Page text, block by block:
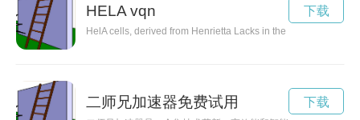
HELA vqn
HelA cells, derived from Henrietta Lacks in the 1950s without
下载
二师兄加速器免费试用 下载